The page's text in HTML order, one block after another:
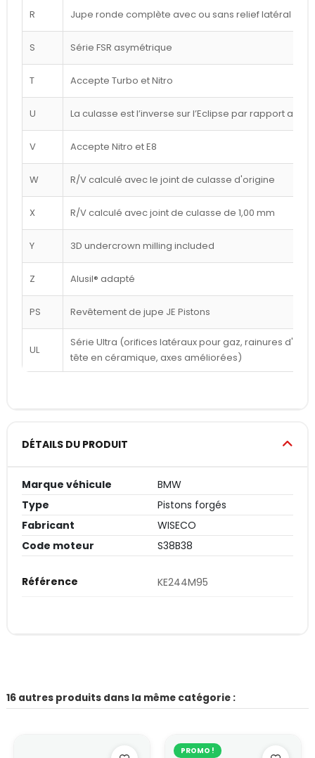
R Jupe ronde complète avec ou sans relief latéral
S Série FSR asymétrique
T Accepte Turbo et Nitro
U La culasse est l’inverse sur l’Eclipse par rapport au
V Accepte Nitro et E8
W R/V calculé avec le joint de culasse d'origine
X R/V calculé avec joint de culasse de 1,00 mm
Y 3D undercrown milling included
Z Alusil® adapté
PS Revêtement de jupe JE Pistons
UL
Série Ultra (orifices latéraux pour gaz, rainures
tête en céramique, axes améliorées)
DÉTAILS DU PRODUIT
Marque véhicule
BMW
Type
Pistons forgés
Fabricant
WISECO
Code moteur
S38B38
Référence KE244M95
16 autres produits dans la même catégorie :
PROMO !